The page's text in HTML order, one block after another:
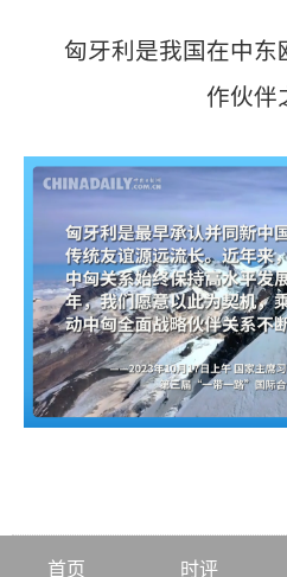
匈牙利是我国在中东
作伙伴
首页 时评